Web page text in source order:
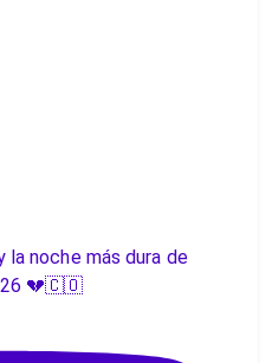
la noche más dura de
💔🇨🇴